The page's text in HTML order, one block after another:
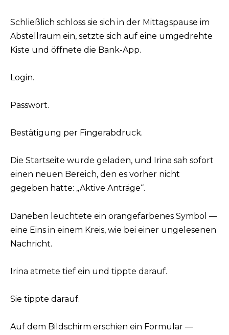
Schließlich schloss sie sich in der Mittagspause im
Abstellraum ein, setzte sich auf eine umgedrehte
Kiste und öffnete die Bank-App.
Login.
Passwort.
Bestätigung per Fingerabdruck.
Die Startseite wurde geladen, und Irina sah sofort
einen neuen Bereich, den es vorher nicht
gegeben hatte: „Aktive Anträge“.
Daneben leuchtete ein orangefarbenes Symbol —
eine Eins in einem Kreis, wie bei einer ungelesenen
Nachricht.
Irina atmete tief ein und tippte darauf.
Sie tippte darauf.
Auf dem Bildschirm erschien ein Formular —